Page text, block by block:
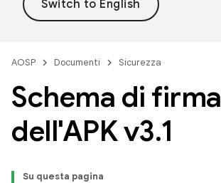
AOSP Documenti Sicurezza
Schema di firma
dell'APK v3.1
Su questa pagina